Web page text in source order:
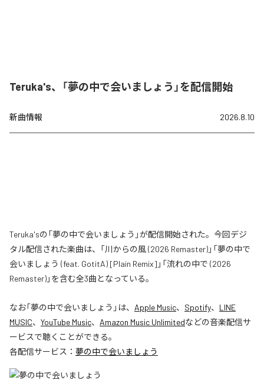
Teruka's、「夢の中で会いましょう」を配信開始
新曲情報 2026.8.10
Teruka'sの「夢の中で会いましょう」が配信開始された。今回デジ
タル配信された楽曲は、「川からの風 (2026 Remaster)」「夢の中で
会いましょう (feat. GotitA) [Plain Remix]」「流れの中で (2026
Remaster)」を含む全3曲となっている。
なお「夢の中で会いましょう 」は、 Apple Music、 Spotify、 LINE
MUSIC、 YouTube Music、 Amazon Music Unlimitedなどの音楽配信サ
ービスで聴くことができる。
各配信サービス： 夢の中で会いましょう